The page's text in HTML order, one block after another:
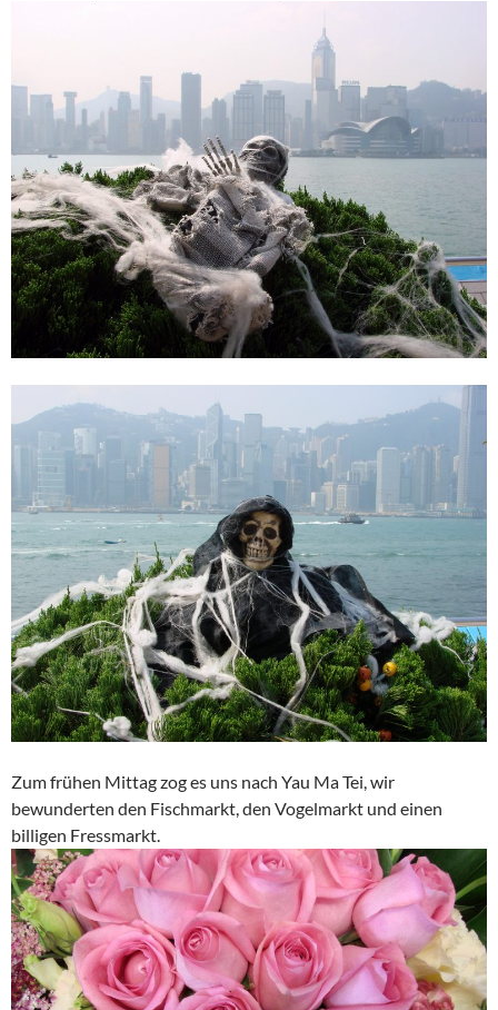
Zum frühen Mittag zog es uns nach Yau Ma Tei, wir
bewunderten den Fischmarkt, den Vogelmarkt und einen
billigen Fressmarkt.